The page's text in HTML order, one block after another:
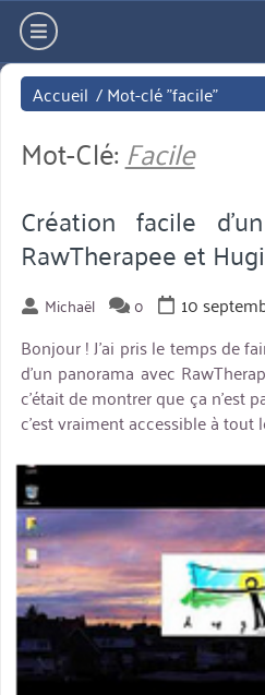
Aller
directement
au
contenu
hamburger
Accueil /Mot-clé "facile"
Mot-Clé: Facile
Création facile
RawTherapee et
Michaël 0
10
Bonjour ! J’ai pris le temps de
d’un panorama avec
c’était de montrer que ça n’est
c’est vraiment accessible à tout
miniature